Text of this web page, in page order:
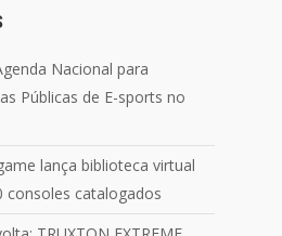
o Controle @qocoficial
Nacional para
Públicas de E-sports no
lança biblioteca virtual
consoles catalogados